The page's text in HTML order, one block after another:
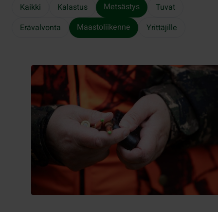
Kaikki Kalastus Metsästys
Tuvat
Erävalvonta
Maastoliikenne Yrittäjille